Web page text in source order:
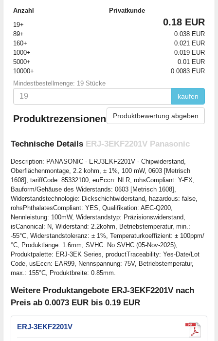
Anzahl
Privatkunde
19+
0.18 EUR
89+
0.038 EUR
160+
0.021 EUR
1000+
0.019 EUR
5000+
0.01 EUR
10000+
0.0083 EUR
Mindestbestellmenge: 19 Stücke
kaufen
Produktrezensionen Produktbewertung abgeben
Technische Details ERJ-3EKF2201V Panasonic
Description: PANASONIC - ERJ3EKF2201V - Chipwiderstand,
Oberflächenmontage, 2.2 kohm, ± 1%, 100 mW, 0603 [Metrisch
1608], tariffCode: 85332100, euEccn: NLR, rohsCompliant: Y-EX,
Bauform/Gehäuse des Widerstands: 0603 [Metrisch 1608],
Widerstandstechnologie: Dickschichtwiderstand, hazardous: false,
rohsPhthalatesCompliant: YES, Qualifikation: AEC-Q200,
Nennleistung: 100mW, Widerstandstyp: Präzisionswiderstand,
isCanonical: N, Widerstand: 2.2kohm, Betriebstemperatur, min.:
-55°C, Widerstandstoleranz: ± 1%, Temperaturkoeffizient: ± 100ppm/
°C, Produktlänge: 1.6mm, SVHC: No SVHC (05-Nov-2025),
Produktpalette: ERJ-3EK Series, productTraceability: Yes-Date/Lot
Code, usEccn: EAR99, Nennspannung: 75V, Betriebstemperatur,
max.: 155°C, Produktbreite: 0.85mm.
Weitere Produktangebote ERJ-3EKF2201V nach
Preis ab 0.0073 EUR bis 0.19 EUR
ERJ-3EKF2201V